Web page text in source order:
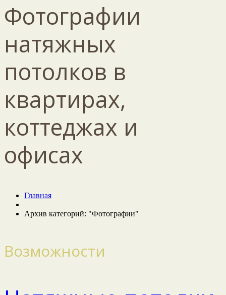
Фотографии
натяжных
потолков в
квартирах,
коттеджах и
офисах
Главная
Архив категорий: "Фотографии"
Возможности